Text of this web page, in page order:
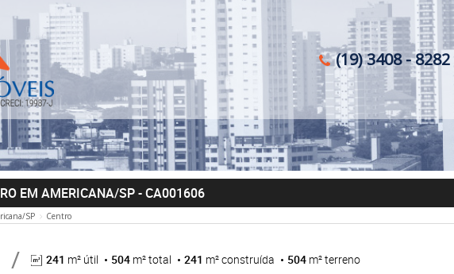
(19) 3408 -
EM AMERICANA/SP- CA001606
SP Centro
241 m² útil 504 m² total 241 m² construída 504 m² terreno